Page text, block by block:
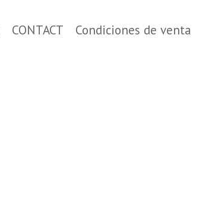
CONTACT Condiciones de venta